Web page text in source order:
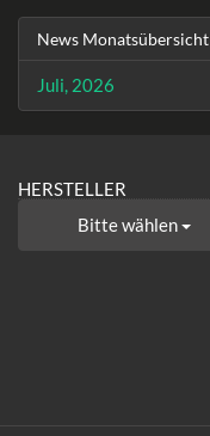
News Monatsübersicht
Juli, 2026
HERSTELLER
Bitte wählen